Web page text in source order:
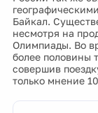
Байкал.
несмотря на
Олимпиады. Во
более половины
совершив
только мнение